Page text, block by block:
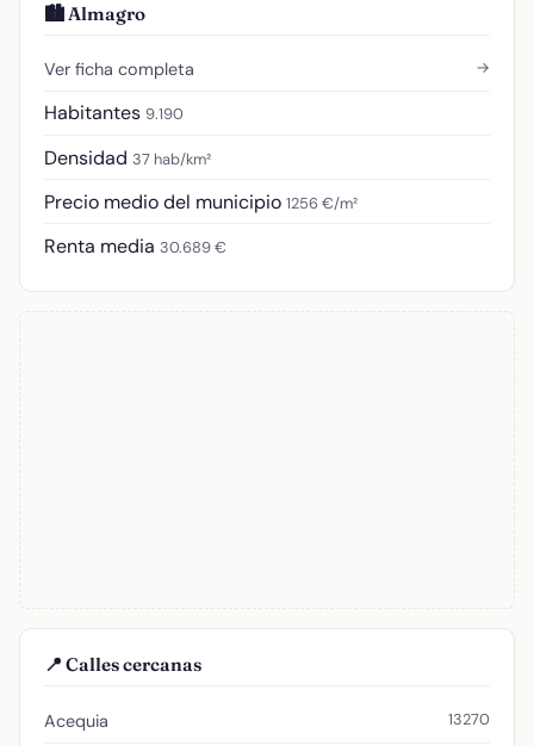
🏙️ Almagro
Ver ficha completa →
Habitantes 9.190
Densidad 37 hab/km²
Precio medio del municipio 1256 €/m²
Renta media 30.689 €
📍 Calles cercanas
Acequia 13270